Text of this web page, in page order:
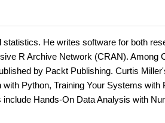
He writes software for both
R Archive Network (CRAN). Among
by Packt Publishing. Curtis
Python, Training Your Systems with
Hands-On Data Analysis with